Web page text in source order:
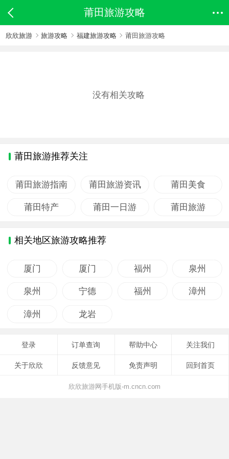
莆田旅游攻略
欣欣旅游 旅游攻略 福建旅游攻略 莆田旅游攻略
没有相关攻略
莆田旅游推荐关注
莆田旅游指南 莆田旅游资讯 莆田美食
莆田特产 莆田一日游 莆田旅游
相关地区旅游攻略推荐
厦门 厦门 福州 泉州
泉州 宁德 福州 漳州
漳州 龙岩
登录 订单查询 帮助中心 关注我们
关于欣欣 反馈意见 免责声明 回到首页
欣欣旅游网手机版-m.cncn.com